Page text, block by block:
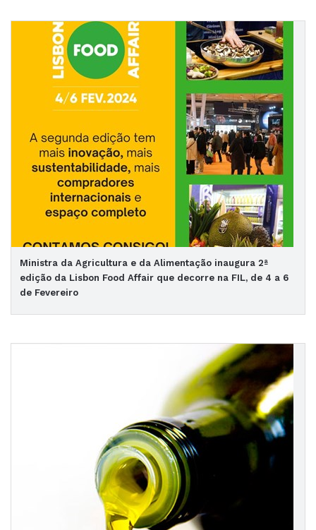
Ministra da Agricultura e da Alimentação inaugura 2ª
edição da Lisbon Food Affair que decorre na FIL, de 4 a 6
de Fevereiro